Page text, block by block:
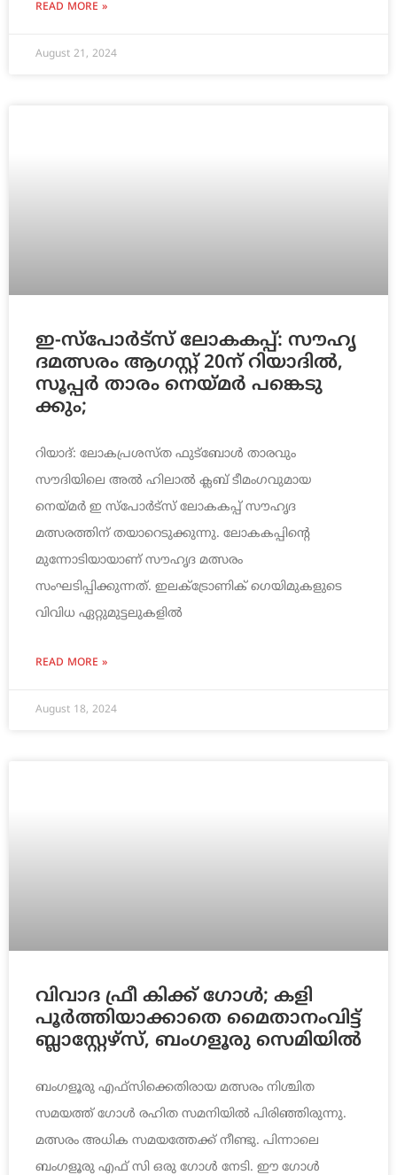
READ MORE »
August 21, 2024
ഇ-​സ്പോ​ർ​ട്സ് ലോ​ക​ക​പ്പ്: സൗ​ഹൃ​
ദമ​ത്സ​രം ആ​ഗ​സ്റ്റ് 20ന്​ ​​റി​യാ​ദി​ൽ,
സൂ​പ്പ​ർ താ​രം നെ​യ്​​മ​ർ പ​​ങ്കെ​ടു​
ക്കും;
റിയാദ്: ലോകപ്രശസ്ത ഫുട്ബോൾ താരവും
സൗദിയിലെ അൽ ഹിലാൽ ക്ലബ് ടീമംഗവുമായ
നെയ്മർ ഇ സ്പോർട്സ് ലോകകപ്പ് സൗഹൃദ
മത്സരത്തിന് തയാറെടുക്കുന്നു. ലോകകപ്പിന്റെ
മുന്നോടിയായാണ് സൗഹൃദ മത്സരം
സംഘടിപ്പിക്കുന്നത്. ഇലക്ട്രോണിക് ഗെയിമുകളുടെ
വിവിധ ഏറ്റുമുട്ടലുകളിൽ
READ MORE »
August 18, 2024
വിവാദ ഫ്രീ കിക്ക് ഗോള്‍; കളി
പൂര്‍ത്തിയാക്കാതെ മൈതാനംവിട്ട്
ബ്ലാസ്റ്റേഴ്‌സ്, ബംഗളൂരു സെമിയില്‍
ബംഗളൂരു എഫ്‌സിക്കെതിരായ മത്സരം നിശ്ചിത
സമയത്ത് ഗോള്‍ രഹിത സമനിയില്‍ പിരിഞ്ഞിരുന്നു.
മത്സരം അധിക സമയത്തേക്ക് നീണ്ടു. പിന്നാലെ
ബംഗളൂരു എഫ് സി ഒരു ഗോള്‍ നേടി. ഈ ഗോള്‍